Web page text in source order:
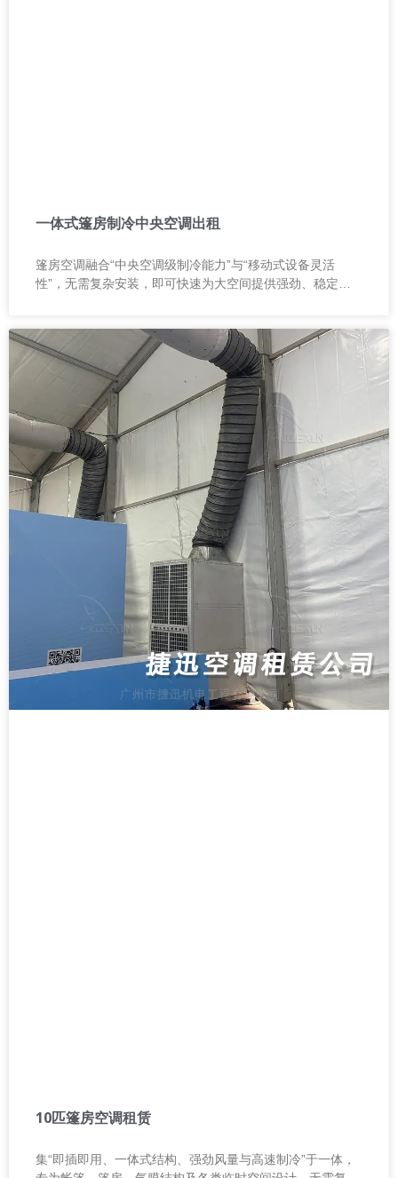
一体式篷房制冷中央空调出租
篷房空调融合“中央空调级制冷能力”与“移动式设备灵活
性”，无需复杂安装，即可快速为大空间提供强劲、稳定的
10匹篷房空调租赁
集“即插即用、一体式结构、强劲风量与高速制冷”于一体，